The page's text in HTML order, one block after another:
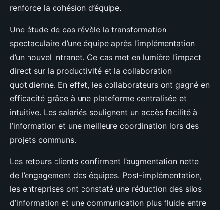
renforce la cohésion d’équipe.
Une étude de cas révèle la transformation
spectaculaire d’une équipe après l’implémentation
d’un nouvel intranet. Ce cas met en lumière l’impact
direct sur la productivité et la collaboration
quotidienne. En effet, les collaborateurs ont gagné en
efficacité grâce à une plateforme centralisée et
intuitive. Les salariés soulignent un accès facilité à
l’information et une meilleure coordination lors des
projets communs.
Les retours clients confirment l’augmentation nette
de l’engagement des équipes. Post-implémentation,
les entreprises ont constaté une réduction des silos
d’information et une communication plus fluide entre